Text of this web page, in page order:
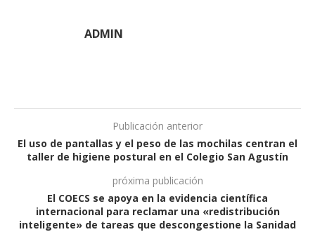
ADMIN
Publicación anterior
El uso de pantallas y el peso de las mochilas centran el
taller de higiene postural en el Colegio San Agustín
próxima publicación
El COECS se apoya en la evidencia científica
internacional para reclamar una «redistribución
inteligente» de tareas que descongestione la Sanidad